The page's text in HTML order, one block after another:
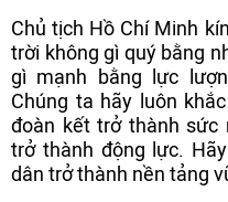
Chủ tịch Hồ Chí Minh
trời không gì quý bằng
gì mạnh bằng lực
Chúng ta hãy luôn
đoàn kết trở thành sức
trở thành động lực.
dân trở thành nền tảng